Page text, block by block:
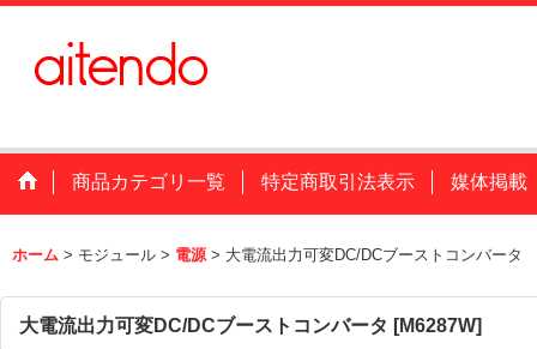
商品カテゴリ一覧 特定商取引法表示 媒体掲載
ホーム > モジュール > 電源 > 大電流出力可変DC/DCブーストコンバータ
大電流出力可変DC/DCブーストコンバータ [M6287W]